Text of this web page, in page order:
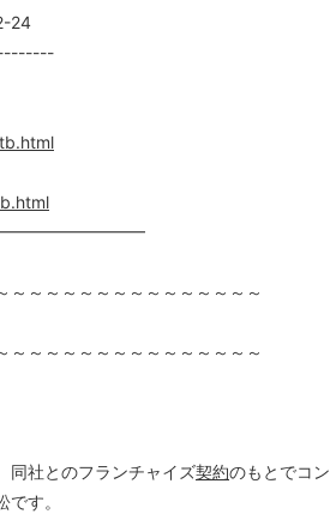
24
～～～～～～～～～～～～～～～
～～～～～～～～～～～～～～～
同社とのフランチャイズ契約のもとでコン
す。